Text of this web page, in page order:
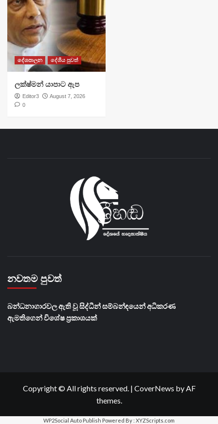
දේශපාලන දේශීය පුවත්
ලක්ෂ්මන් යාපාට ඇප
Editor3
August 7, 2026
0
නවතම පුවත්
බන්ධනාගාරවල ඇති වූ සිද්ධීන් සම්බන්ඳයෙන් අධිකරණ
ඇමතිගෙන් විශේෂ ප්‍රකාශයක්
Copyright © All rights reserved. | CoverNews by AF
themes.
WP2Social Auto Publish Powered By : XYZScripts.com